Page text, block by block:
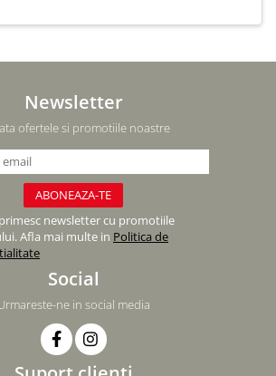
Newsletter
ofertele si promotiile noastre
newsletter cu promotiile
Afla mai multe in Politica de
Social
ne in social media